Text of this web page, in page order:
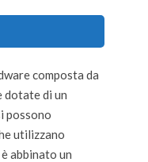
composta da
dotate di un
possono
utilizzano
abbinato un